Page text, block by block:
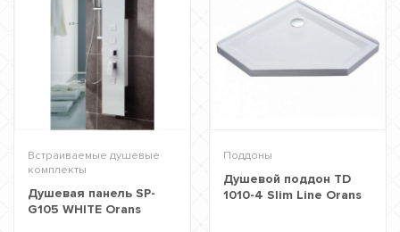
Встраиваемые душевые
комплекты
Душевая панель SP-
G105 WHITE Orans
Поддоны
Душевой поддон TD
1010-4 Slim Line Orans